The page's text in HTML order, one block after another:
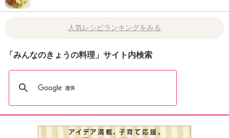
人気レシピランキングをみる
「みんなのきょうの料理」サイト内検索